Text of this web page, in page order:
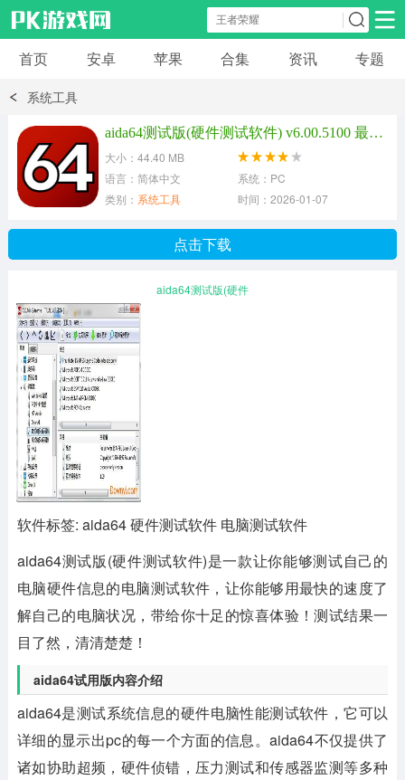
安卓应用 安卓游戏
模拟经营
首页 安卓 苹果 合集 资讯 专题
系统工具
aida64测试版(硬件测试软件) v6.00.5100 最新中文版
大小：44.40 MB
语言：简体中文
系统：PC
类别： 系统工具 时间：2026-01-07
点击下载
aida64测试版(硬件
软件标签: aida64 硬件测试软件 电脑测试软件
aida64测试版(硬件测试软件)是一款让你能够测试自己的
电脑硬件信息的电脑测试软件，让你能够用最快的速度了
解自己的电脑状况，带给你十足的惊喜体验！测试结果一
目了然，清清楚楚！
aida64试用版内容介绍
aida64是测试系统信息的硬件电脑性能测试软件，它可以
详细的显示出pc的每一个方面的信息。aida64不仅提供了
诸如协助超频，硬件侦错，压力测试和传感器监测等多种